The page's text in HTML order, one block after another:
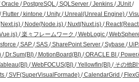
Oracle /PostgreSQL /SQLServer /Jenkins /JUnit/
/Flutter /kintone /Unity /Unreal(Unreal Engine) /
/Node(Node.js) /Nuxt(Nuxt.js) /
/楽々フレームワーク /WebLogic /
/SAP /SAS /SharePoint Server /Sybase /
/Dr.Sum(BI) /MotionBoard(BI) /ORACLE BI /
/WebFOCUS(BI) /Yellowfin(BI) /その他BI
/SVF(SuperVisualFormade) /CalendarGrid /